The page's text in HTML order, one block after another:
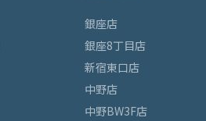
銀座店
銀座8丁目店
新宿東口店
中野店
中野BW3F店